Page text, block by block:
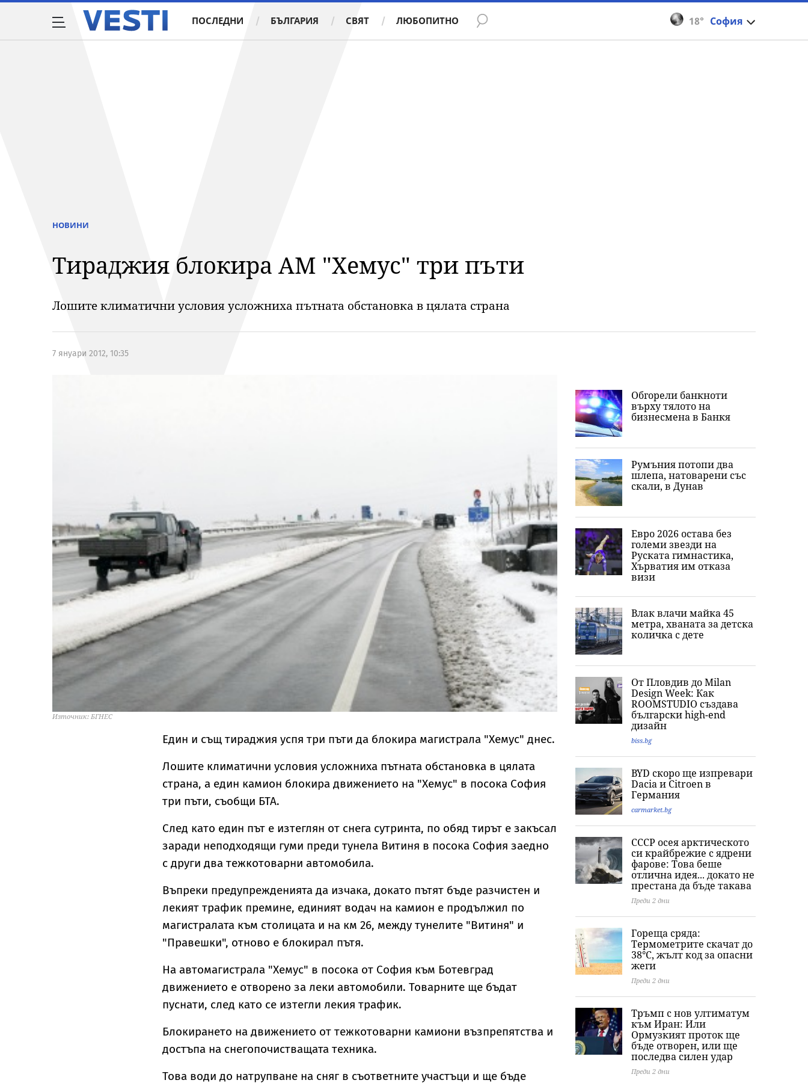
18° София
ПОСЛЕДНИ БЪЛГАРИЯ СВЯТ ЛЮБОПИТНО
НОВИНИ
Тираджия блокира АМ "Хемус" три пъти
Лошите климатични условия усложниха пътната обстановка в цялата страна
7 януари 2012, 10:35
Източник: БГНЕС
Един и същ тираджия успя три пъти да блокира магистрала "Хемус" днес.
Лошите климатични условия усложниха пътната обстановка в цялата
страна, а един камион блокира движението на "Хемус" в посока София
три пъти, съобщи БТА.
След като един път е изтеглян от снега сутринта, по обяд тирът е закъсал
заради неподходящи гуми преди тунела Витиня в посока София заедно
с други два тежкотоварни автомобила.
Въпреки предупрежденията да изчака, докато пътят бъде разчистен и
лекият трафик премине, единият водач на камион е продължил по
магистралата към столицата и на км 26, между тунелите "Витиня" и
"Правешки", отново е блокирал пътя.
На автомагистрала "Хемус" в посока от София към Ботевград
движението е отворено за леки автомобили. Товарните ще бъдат
пуснати, след като се изтегли лекия трафик.
Блокирането на движението от тежкотоварни камиони възпрепятства и
достъпа на снегопочистващата техника.
Това води до натрупване на сняг в съответните участъци и ще бъде
Обгорели банкноти
върху тялото на
бизнесмена в Банкя
Румъния потопи два
шлепа, натоварени със
скали, в Дунав
Евро 2026 остава без
големи звезди на
Руската гимнастика,
Хърватия им отказа
визи
Влак влачи майка 45
метра, хваната за детска
количка с дете
От Пловдив до Milan
Design Week: Как
ROOMSTUDIO създава
български high-end
дизайн
biss.bg
BYD скоро ще изпревари
Dacia и Citroеn в
Германия
carmarket.bg
СССР осея арктическото
си крайбрежие с ядрени
фарове: Това беше
отлична идея... докато не
престана да бъде такава
Преди 2 дни
Гореща сряда:
Термометрите скачат до
38°C, жълт код за опасни
жеги
Преди 2 дни
Тръмп с нов ултиматум
към Иран: Или
Ормузкият проток ще
бъде отворен, или ще
последва силен удар
Преди 2 дни